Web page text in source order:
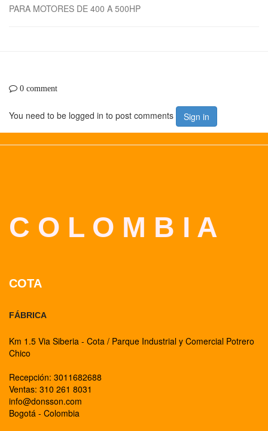
PARA MOTORES DE 400 A 500HP
0 comment
You need to be logged in to post comments Sign in
C O L O M B I A
COTA
FÁBRICA
Km 1.5 Via Siberia - Cota / Parque Industrial y Comercial Potrero
Chico
Recepción: 3011682688
Ventas: 310 261 8031
info@donsson.com
Bogotá - Colombia